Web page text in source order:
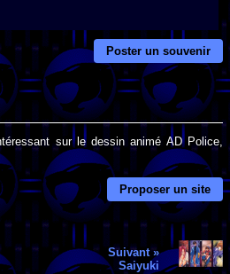
Poster un souvenir
sur le dessin animé AD Police,
Proposer un site
Suivant »
Saiyuki